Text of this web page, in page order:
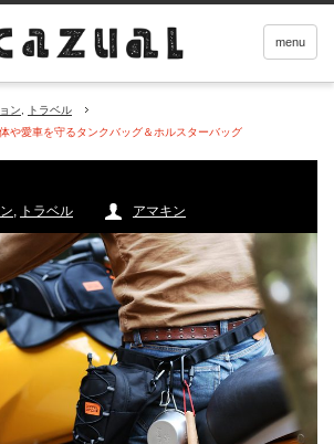
menu
ン
トラベル
や愛車を守るタンクバッグ＆ホルスターバッグ
, トラベル アマキン